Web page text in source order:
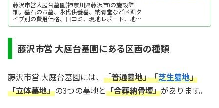
藤沢市営大庭台墓園(神奈川県藤沢市)の施設詳
細。墓石のお墓、永代供養墓、納骨堂など区画タ
イプ別の費用価格、口コミ、現地レポート、地
図・アクセス・駐車場情報などを掲載。霊園・墓
予約・お墓の相談はすべて無料！建墓のポイン
ト、石材店の選び...
藤沢市営 大庭台墓園にある区画の種類
藤沢市営 大庭台墓園には、 「普通墓地」「芝生墓地」
「立体墓地」の3つの墓地と「合葬納骨壇」があります。